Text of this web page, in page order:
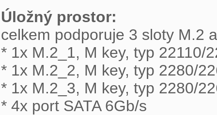
Úložný prostor:
celkem podporuje 3 sloty M.2
* 1x M.2_1, M key, typ 22110/
* 1x M.2_2, M key, typ 2280/
* 1x M.2_3, M key, typ 2280/
* 4x port SATA 6Gb/s